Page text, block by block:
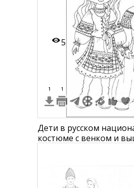
5
1 1
Дети в русском
костюме с венком и